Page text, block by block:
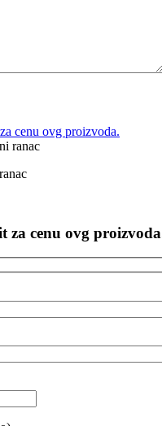
cenu ovg proizvoda.
za cenu ovg